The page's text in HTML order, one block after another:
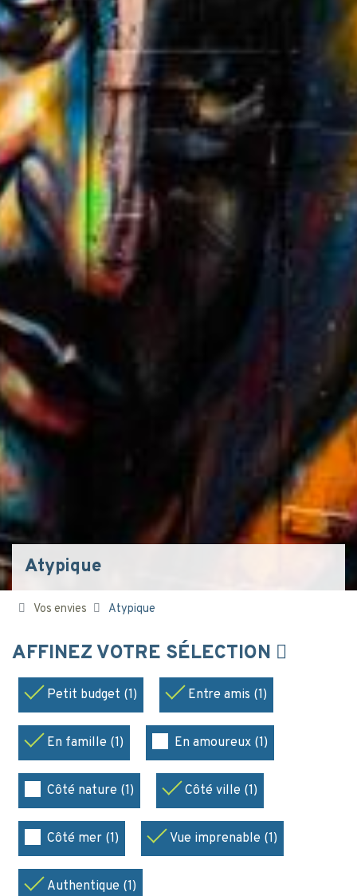
Atypique
Vos envies Atypique
AFFINEZ VOTRE SÉLECTION
Petit budget (1) Entre amis (1)
En famille (1) En amoureux (1)
Côté nature (1) Côté ville (1)
Côté mer (1) Vue imprenable (1)
Authentique (1)